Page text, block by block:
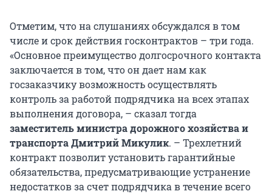
Отметим, что на слушаниях обсуждался в том
числе и срок действия госконтрактов – три года.
«Основное преимущество долгосрочного контакта
заключается в том, что он дает нам как
госзаказчику возможность осуществлять
контроль за работой подрядчика на всех этапах
выполнения договора, – сказал тогда
заместитель министра дорожного хозяйства и
транспорта Дмитрий Микулик. – Трехлетний
контракт позволит установить гарантийные
обязательства, предусматривающие устранение
недостатков за счет подрядчика в течение всего